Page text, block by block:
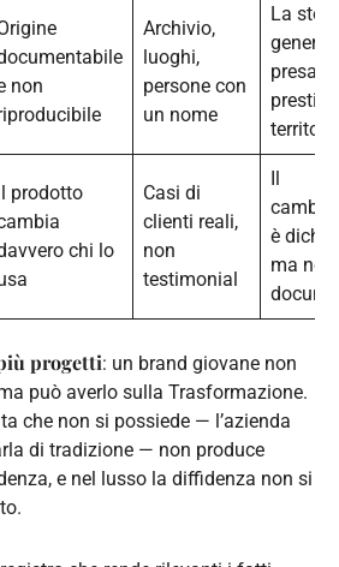
non
Archivio,
luoghi,
persone con
un nome
La
presa a
prestito
prodotto
chi lo
Casi di
clienti reali,
non
testimonial
Il
è
ma non
progetti: un brand giovane non
può averlo sulla Trasformazione.
che non si possiede — l’azienda
di tradizione — non produce
e nel lusso la diffidenza non si